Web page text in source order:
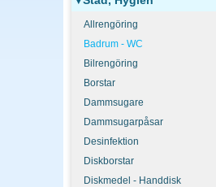
Allrengöring
Badrum - WC
Bilrengöring
Borstar
Dammsugare
Dammsugarpåsar
Desinfektion
Diskborstar
Diskmedel - Handdisk